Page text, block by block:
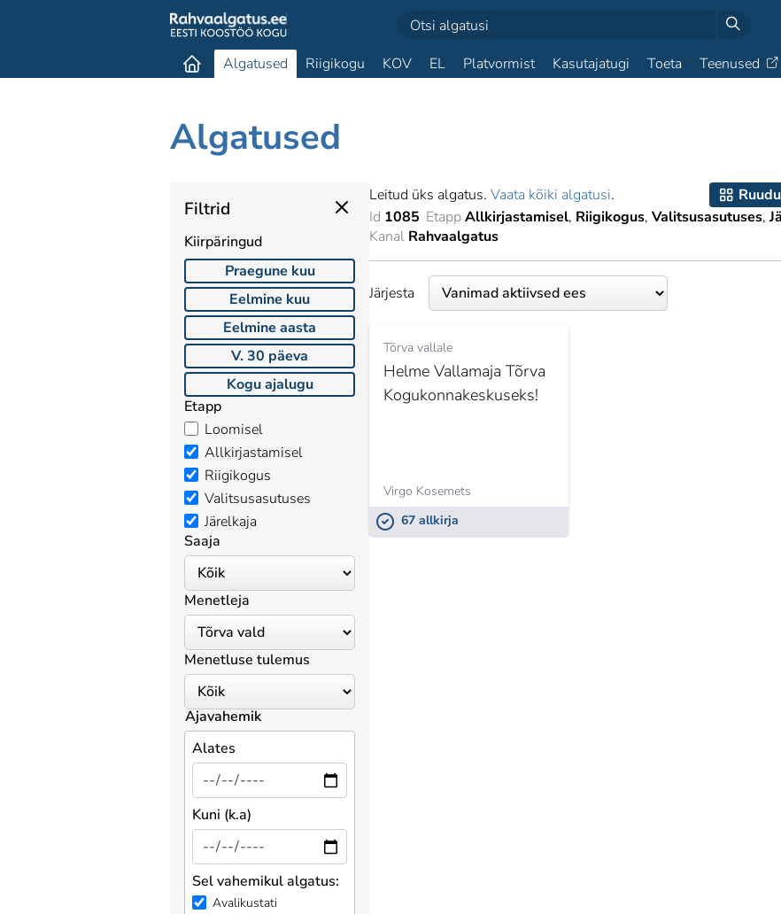
Algatused Riigikogu KOV EL Platvormist Kasutajatugi Toeta Teenused
Algatused
Filtrid
Kiirpäringud
Praegune kuu
Eelmine kuu
Eelmine aasta
V. 30 päeva
Kogu ajalugu
Etapp
Loomisel
Allkirjastamisel
Riigikogus
Valitsusasutuses
Järelkaja
Saaja
Menetleja
Menetluse tulemus
Ajavahemik
Alates
Kuni (k.a)
Sel vahemikul algatus:
Avalikustati
Leitud üks algatus. Vaata kõiki algatusi.
Id 1085 EtappAllkirjastamisel Riigikogus Valitsusasutuses
Kanal Rahvaalgatus
Järjesta
Tõrva vallale
Helme Vallamaja Tõrva
Kogukonnakeskuseks!
Virgo Kosemets
67 allkirja